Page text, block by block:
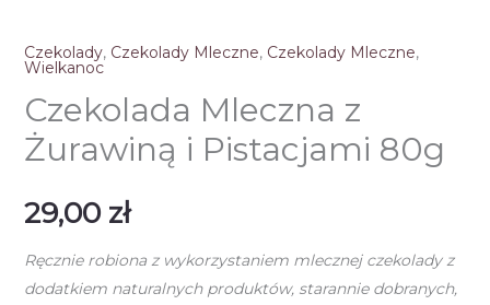
Czekolady, Czekolady Mleczne, Czekolady Mleczne,
Wielkanoc
Czekolada Mleczna z
Żurawiną i Pistacjami 80g
29,00 zł
Ręcznie robiona z wykorzystaniem mlecznej czekolady z
dodatkiem naturalnych produktów, starannie dobranych,